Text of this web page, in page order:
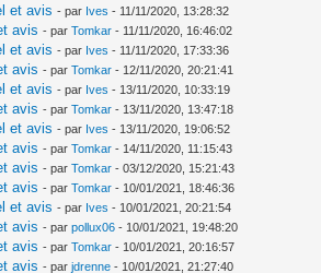
et avis - par Ives - 11/11/2020, 13:28:32
avis - parTomkar - 11/11/2020, 16:46:02
et avis - par Ives - 11/11/2020, 17:33:36
avis - parTomkar - 12/11/2020, 20:21:41
et avis - par Ives - 13/11/2020, 10:33:19
avis - parTomkar - 13/11/2020, 13:47:18
et avis - par Ives - 13/11/2020, 19:06:52
avis - parTomkar - 14/11/2020, 11:15:43
avis - parTomkar - 03/12/2020, 15:21:43
avis - parTomkar - 10/01/2021, 18:46:36
et avis - par Ives - 10/01/2021, 20:21:54
avis - parpollux06 - 10/01/2021, 19:48:20
avis - parTomkar - 10/01/2021, 20:16:57
avis - parjdrenne - 10/01/2021, 21:27:40